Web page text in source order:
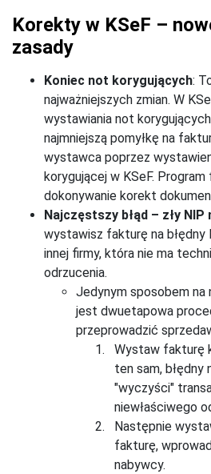
Korekty w KSeF –
zasady
Koniec not korygujących:
najważniejszych zmian. W
wystawiania not
najmniejszą pomyłkę na
wystawca poprzez
korygującej w KSeF.
dokonywanie korekt
Najczęstszy błąd – zły NIP
wystawisz fakturę na błędny
innej firmy, która nie ma
odrzucenia.
Jedynym sposobem na
jest dwuetapowa
przeprowadzić
Wystaw fakturę
ten sam, błędny
"wyczyści"
niewłaściwego
Następnie
fakturę,
nabywcy.